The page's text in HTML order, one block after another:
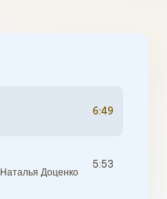
6:49
Наталья Доценко
5:53